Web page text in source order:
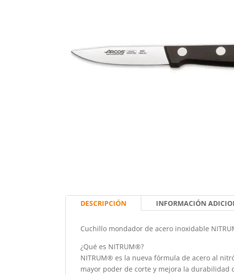
DESCRIPCIÓN INFORMACIÓN
Cuchillo mondador de acero inoxidable
¿Qué es NITRUM®?
NITRUM® es la nueva fórmula de acero al
mayor poder de corte y mejora la